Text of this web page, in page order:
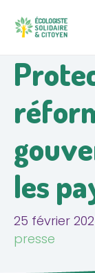
au
les
25 février
presse
des